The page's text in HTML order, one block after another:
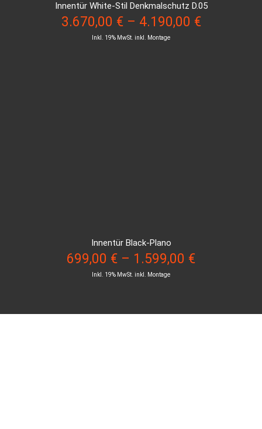
Innentür White-Stil Denkmalschutz D.05
3.670,00 €– 4.190,00 €
Inkl. 19% MwSt. inkl. Montage
Innentür Black-Plano
699,00 € – 1.599,00 €
Inkl. 19% MwSt. inkl. Montage